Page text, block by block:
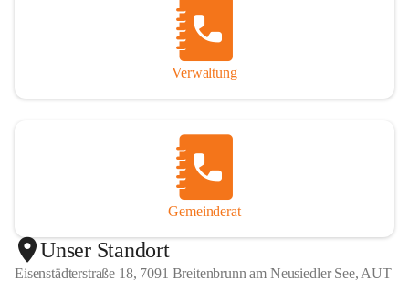
Verwaltung
Gemeinderat
Unser Standort
Eisenstädterstraße 18, 7091 Breitenbrunn am Neusiedler See, AUT